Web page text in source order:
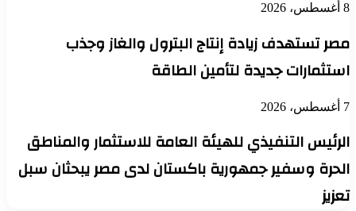
8 أغسطس، 2026
مصر تستهدف زيادة إنتاج البترول والغاز وجذب
استثمارات جديدة لتأمين الطاقة
7 أغسطس، 2026
الرئيس التنفيذي للهيئة العامة للاستثمار والمناطق
الحرة وسفير جمهورية باكستان لدى مصر يبحثان سبل
تعزيز